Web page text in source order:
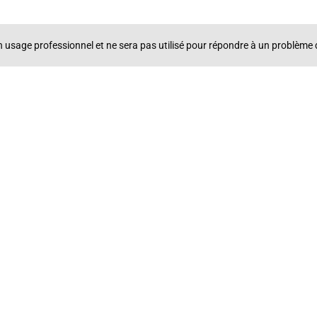
usage professionnel et ne sera pas utilisé pour répondre à un